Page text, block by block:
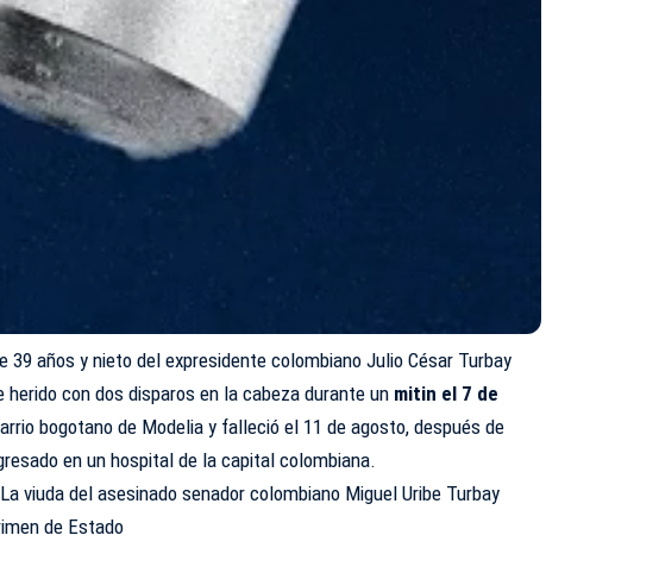
39 años y nieto del expresidente colombiano Julio César Turbay
herido con dos disparos en la cabeza durante un mitin el 7 de
bogotano de Modelia y falleció el 11 de agosto, después de
en un hospital de la capital colombiana.
La viuda del asesinado senador colombiano Miguel Uribe Turbay
de Estado